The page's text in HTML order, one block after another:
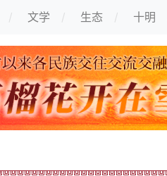
文学 生态 十明